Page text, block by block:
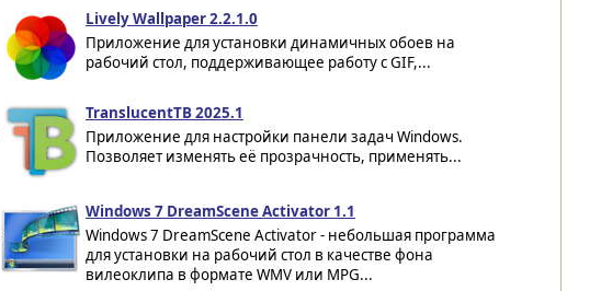
Lively Wallpaper 2.2.1.0
Приложение для установки динамичных обоев на
рабочий стол, поддерживающее работу с GIF,...
TranslucentTB 2025.1
Приложение для настройки панели задач Windows.
Позволяет изменять её прозрачность, применять...
Windows 7 DreamScene Activator 1.1
Windows 7 DreamScene Activator - небольшая программа
для установки на рабочий стол в качестве фона
вилеоклипа в формате WMV или MPG...